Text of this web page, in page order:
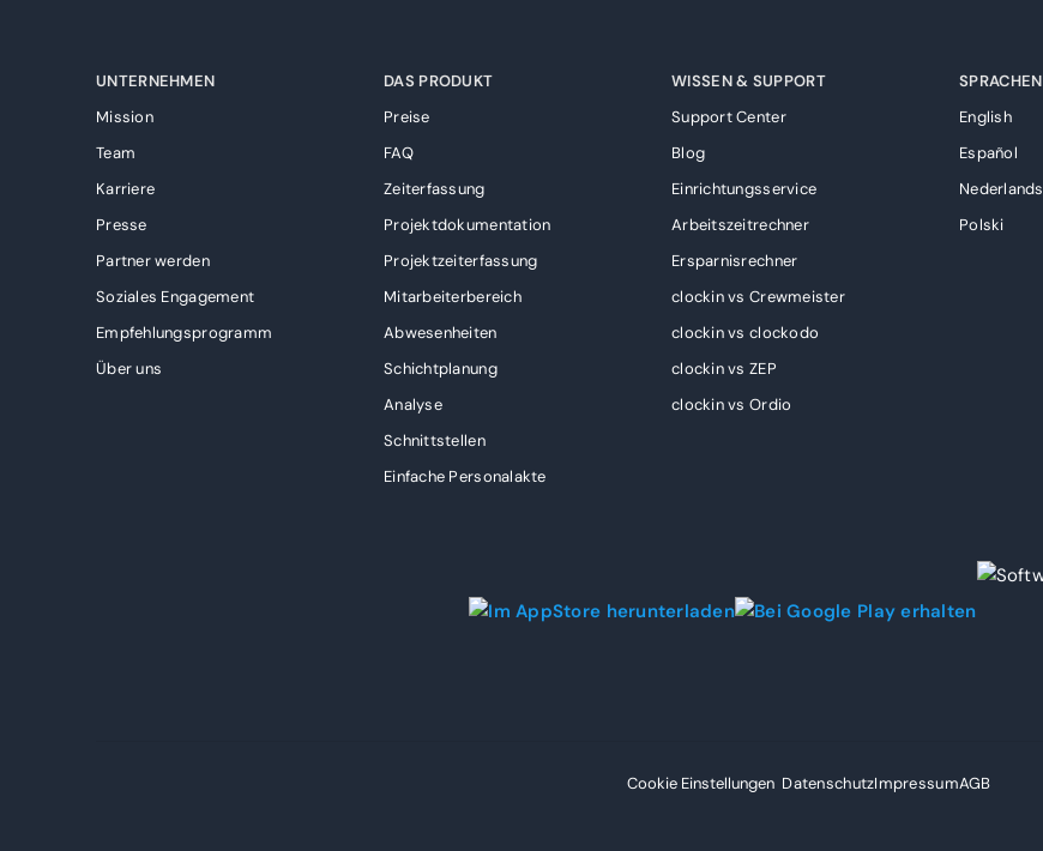
UNTERNEHMEN
Mission
Team
Karriere
Presse
Partner werden
Soziales Engagement
Empfehlungsprogramm
Über uns
DAS PRODUKT
Preise
FAQ
Zeiterfassung
Projektdokumentation
Projektzeiterfassung
Mitarbeiterbereich
Abwesenheiten
Schichtplanung
Analyse
Schnittstellen
Einfache Personalakte
WISSEN & SUPPORT
Support Center
Blog
Einrichtungsservice
Arbeitszeitrechner
Ersparnisrechner
clockin vs Crewmeister
clockin vs clockodo
clockin vs ZEP
clockin vs Ordio
SPRACHEN
English
Español
Nederlands
Polski
Cookie Einstellungen DatenschutzImpressumAGB